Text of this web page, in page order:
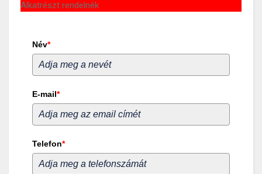
Alkatrészt rendelnék
Név*
E-mail*
Telefon*